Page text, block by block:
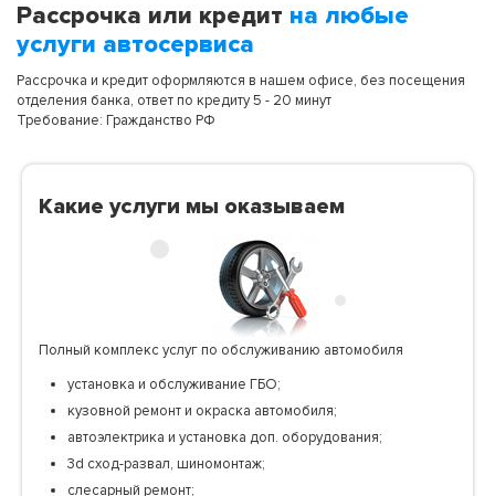
Рассрочка или кредит на любые
услуги автосервиса
Рассрочка и кредит оформляются в нашем офисе, без посещения
отделения банка, ответ по кредиту 5 - 20 минут
Требование: Гражданство РФ
Какие услуги мы оказываем
Полный комплекс услуг по обслуживанию автомобиля
установка и обслуживание ГБО;
кузовной ремонт и окраска автомобиля;
автоэлектрика и установка доп. оборудования;
3d сход-развал, шиномонтаж;
слесарный ремонт;